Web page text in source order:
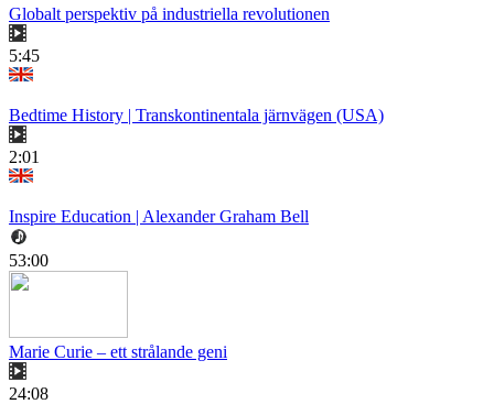
Globalt perspektiv på industriella revolutionen
5:45
Bedtime History | Transkontinentala järnvägen (USA)
2:01
Inspire Education | Alexander Graham Bell
53:00
Marie Curie – ett strålande geni
24:08